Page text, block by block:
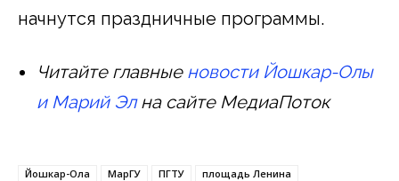
начнутся праздничные программы.
Читайте главные новости Йошкар-Олы
и Марий Элна сайте МедиаПоток
Йошкар-Ола МарГУ ПГТУ
площадь Ленина